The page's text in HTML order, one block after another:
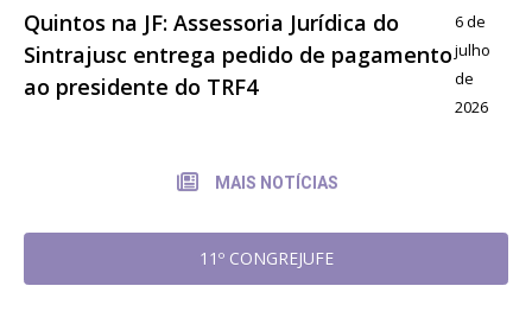
Quintos na JF: Assessoria Jurídica do
Sintrajusc entrega pedido de pagamento
ao presidente do TRF4
6 de
julho
de
2026
MAIS NOTÍCIAS
11º CONGREJUFE